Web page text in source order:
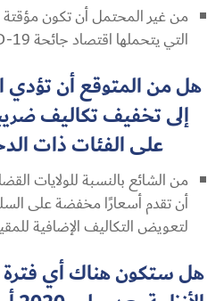
من غير المحتمل أن تكون مؤقتة
التي يتحملها اقتصاد جائحة COVID-19.
هل من المتوقع أن تؤدي
إلى تخفيف تكاليف
على الفئات ذات
من الشائع بالنسبة للولايات
أن تقدم أسعارًا مخفضة على
لتعويض التكاليف الإضافية
هل ستكون هناك أي